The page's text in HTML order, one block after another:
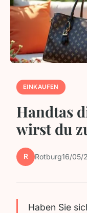
EINKAUFEN
Handtas
wirst du
R Rotburg16/05/
Haben Sie